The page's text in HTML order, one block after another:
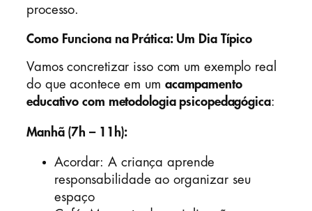
processo.
Como Funciona na Prática: Um Dia Típico
Vamos concretizar isso com um exemplo real
do que acontece em um acampamento
educativo com metodologia psicopedagógica:
Manhã (7h – 11h):
Acordar: A criança aprende
responsabilidade ao organizar seu
espaço